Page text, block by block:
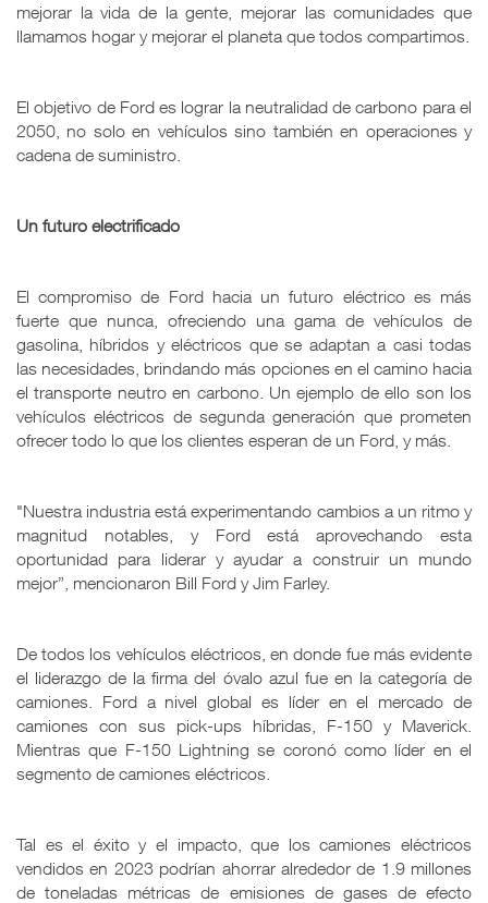
mejorar la vida de la gente, mejorar las comunidades que
llamamos hogar y mejorar el planeta que todos compartimos.
El objetivo de Ford es lograr la neutralidad de carbono para el
2050, no solo en vehículos sino también en operaciones y
cadena de suministro.
Un futuro electrificado
El compromiso de Ford hacia un futuro eléctrico es más
fuerte que nunca, ofreciendo una gama de vehículos de
gasolina, híbridos y eléctricos que se adaptan a casi todas
las necesidades, brindando más opciones en el camino hacia
el transporte neutro en carbono. Un ejemplo de ello son los
vehículos eléctricos de segunda generación que prometen
ofrecer todo lo que los clientes esperan de un Ford, y más.
"Nuestra industria está experimentando cambios a un ritmo y
magnitud notables, y Ford está aprovechando esta
oportunidad para liderar y ayudar a construir un mundo
mejor”, mencionaron Bill Ford y Jim Farley.
De todos los vehículos eléctricos, en donde fue más evidente
el liderazgo de la firma del óvalo azul fue en la categoría de
camiones. Ford a nivel global es líder en el mercado de
camiones con sus pick-ups híbridas, F-150 y Maverick.
Mientras que F-150 Lightning se coronó como líder en el
segmento de camiones eléctricos.
Tal es el éxito y el impacto, que los camiones eléctricos
vendidos en 2023 podrían ahorrar alrededor de 1.9 millones
de toneladas métricas de emisiones de gases de efecto